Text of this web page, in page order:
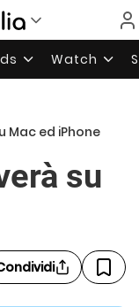
Watch
Mac ed iPhone
su